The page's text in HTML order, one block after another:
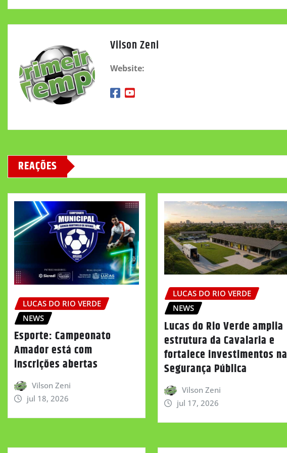
Vilson Zeni
Website:
REAÇÕES
LUCAS DO RIO VERDE
NEWS
Esporte: Campeonato
Amador está com
inscrições abertas
Vilson Zeni
jul 18, 2026
LUCAS DO RIO VERDE
NEWS
Lucas do Rio Verde amplia
estrutura da Cavalaria e
fortalece investimentos na
Segurança Pública
Vilson Zeni
jul 17, 2026